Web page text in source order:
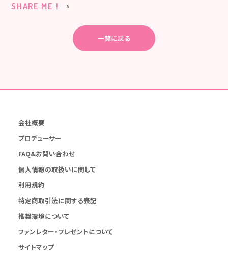
SHARE ME !
一覧に戻る
会社概要
プロデューサー
FAQ&お問い合わせ
個人情報の取扱いに関して
利用規約
特定商取引法に関する表記
推奨環境について
ファンレター・プレゼントについて
サイトマップ